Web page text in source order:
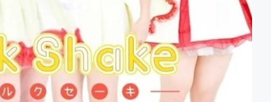
CAMPFIRE for Social Good
CAMPFIRE
CAMPFIREふるさと納税machi-ya コミュニ